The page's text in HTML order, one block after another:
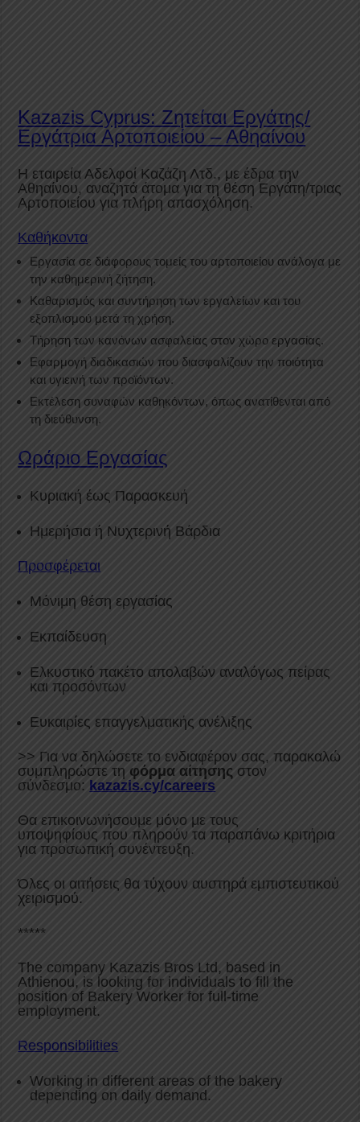
Kazazis Cyprus: Ζητείται Εργάτης/
Εργάτρια Αρτοποιείου – Αθηαίνου
Η εταιρεία Αδελφοί Καζάζη Λτδ., με έδρα την
Αθηαίνου, αναζητά άτομα για τη θέση Εργάτη/τριας
Αρτοποιείου για πλήρη απασχόληση.
Καθήκοντα
Εργασία σε διάφορους τομείς του αρτοποιείου ανάλογα με
την καθημερινή ζήτηση.
Καθαρισμός και συντήρηση των εργαλείων και του
εξοπλισμού μετά τη χρήση.
Τήρηση των κανόνων ασφαλείας στον χώρο εργασίας.
Εφαρμογή διαδικασιών που διασφαλίζουν την ποιότητα
και υγιεινή των προϊόντων.
Εκτέλεση συναφών καθηκόντων, όπως ανατίθενται από
τη διεύθυνση.
Ωράριο Εργασίας
Κυριακή έως Παρασκευή
Ημερήσια ή Νυχτερινή Βάρδια
Προσφέρεται
Μόνιμη θέση εργασίας
Εκπαίδευση
Ελκυστικό πακέτο απολαβών αναλόγως πείρας
και προσόντων
Ευκαιρίες επαγγελματικής ανέλιξης
>> Για να δηλώσετε το ενδιαφέρον σας, παρακαλώ
συμπληρώστε τη φόρμα αίτησης στον
σύνδεσμο: kazazis.cy/careers
Θα επικοινωνήσουμε μόνο με τους
υποψηφίους που πληρούν τα παραπάνω κριτήρια
για προσωπική συνέντευξη.
Όλες οι αιτήσεις θα τύχουν αυστηρά εμπιστευτικού
χειρισμού.
*****
The company Kazazis Bros Ltd, based in
Athienou, is looking for individuals to fill the
position of Bakery Worker for full-time
employment.
Responsibilities
Working in different areas of the bakery
depending on daily demand.